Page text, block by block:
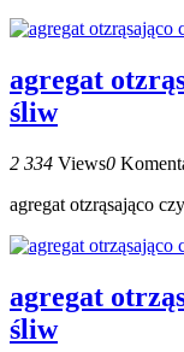
agregat
śliw
2 334 Views0
agregat otzrąsająco
agregat
śliw